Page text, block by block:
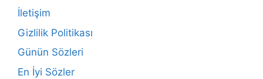
İletişim
Gizlilik Politikası
Günün Sözleri
En İyi Sözler